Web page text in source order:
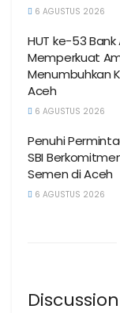
6 AGUSTUS 2026
HUT ke-53
Memperkuat
Menumbuhkan
Aceh
6 AGUSTUS 2026
Penuhi
SBI
Semen di Aceh
6 AGUSTUS 2026